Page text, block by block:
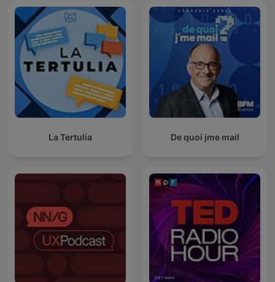
La Tertulia De quoi jme mail